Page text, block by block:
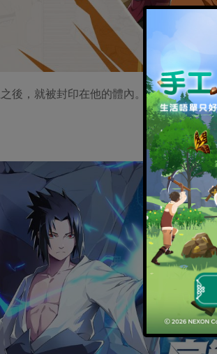
後，就被封印在他的體內。